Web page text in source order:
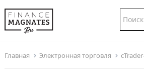
Главная Электронная торговля cTrader-